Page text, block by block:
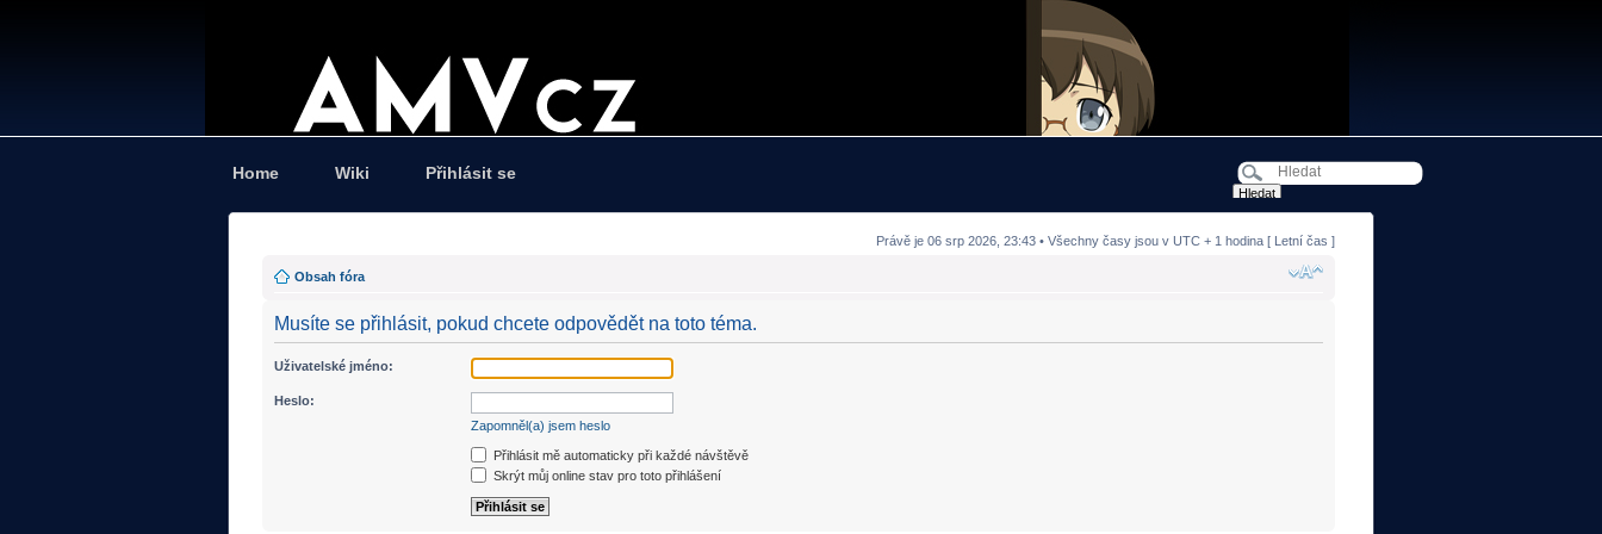
Home Wiki Přihlásit se
Právě je 06 srp 2026, 23:43 • Všechny časy jsou v UTC + 1 hodina [ Letní čas ]
Obsah fóra
Musíte se přihlásit, pokud chcete odpovědět na toto téma.
Uživatelské jméno:
Heslo:
Zapomněl(a) jsem heslo
Přihlásit mě automaticky při každé návštěvě
Skrýt můj online stav pro toto přihlášení